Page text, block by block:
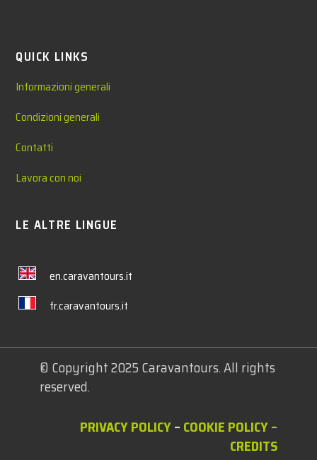
QUICK LINKS
Informazioni generali
Condizioni generali
Contatti
Lavora con noi
LE ALTRE LINGUE
en.caravantours.it
fr.caravantours.it
© Copyright 2025 Caravantours. All rights
reserved.
PRIVACY POLICY– COOKIE POLICY–
CREDITS